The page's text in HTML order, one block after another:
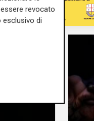
revocato
di